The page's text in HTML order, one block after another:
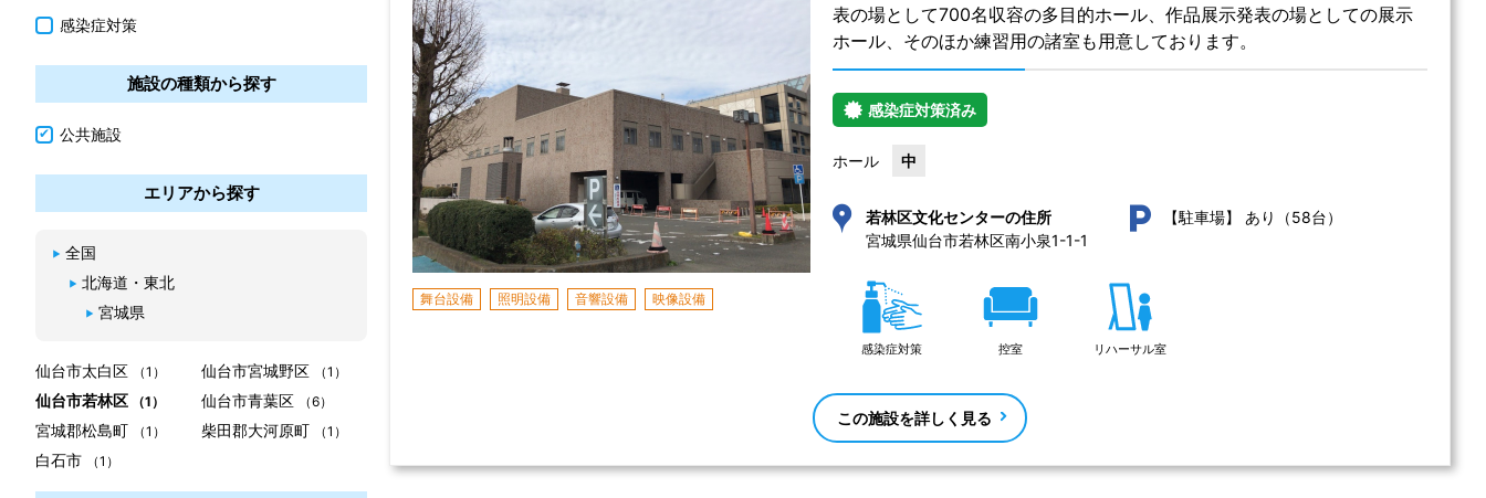
舞台設備 照明設備 音響設備 映像設備
表の場として700名収容の多目的ホール、作品展示発表の場としての展示
ホール、そのほか練習用の諸室も用意しております。
感染症対策済み
ホール 中
若林区文化センターの住所
宮城県仙台市若林区南小泉1-1-1
【駐車場】 あり（58台）
感染症対策 控室 リハーサル室
この施設を詳しく見る
感染症対策
施設の種類から探す
公共施設
エリアから探す
全国
北海道・東北
宮城県
仙台市太白区 （1） 仙台市宮城野区 （1）
仙台市若林区 （1） 仙台市青葉区 （6）
宮城郡松島町 （1） 柴田郡大河原町 （1）
白石市 （1）